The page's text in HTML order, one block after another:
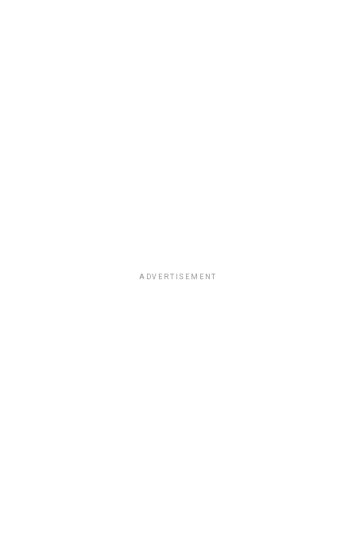
ADVERTISEMENT